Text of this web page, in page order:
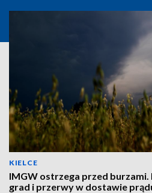
KIELCE
IMGW ostrzega przed
grad i przerwy w dostawie